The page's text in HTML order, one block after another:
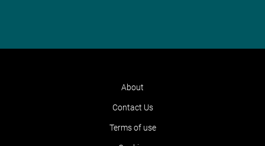
About
Contact Us
Terms of use